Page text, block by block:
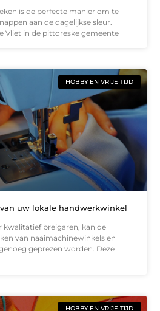
is de perfecte manier om te
aan de dagelijkse sleur.
Vliet in de pittoreske gemeente
HOBBY EN VRIJE TIJD
uw lokale handwerkwinkel
kwalitatief breigaren, kan de
van naaimachinewinkels en
geprezen worden. Deze
HOBBY EN VRIJE TIJD